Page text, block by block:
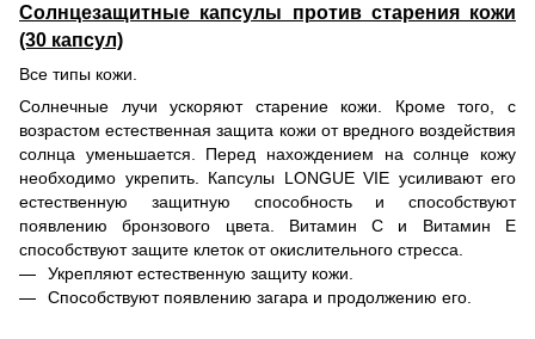
Солнцезащитные капсулы против старения кожи
(30 капсул)
Все типы кожи.
Солнечные лучи ускоряют старение кожи. Кроме того, с
возрастом естественная защита кожи от вредного воздействия
солнца уменьшается. Перед нахождением на солнце кожу
необходимо укрепить. Капсулы LONGUE VIE усиливают его
естественную защитную способность и способствуют
появлению бронзового цвета. Витамин С и Витамин Е
способствуют защите клеток от окислительного стресса.
Укрепляют естественную защиту кожи.
Способствуют появлению загара и продолжению его.